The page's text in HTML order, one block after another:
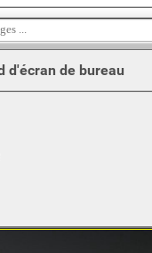
d'écran de bureau